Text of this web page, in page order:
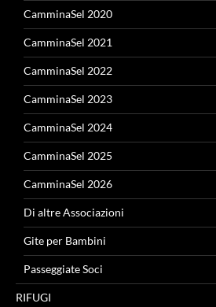
CamminaSel 2020
CamminaSel 2021
CamminaSel 2022
CamminaSel 2023
CamminaSel 2024
CamminaSel 2025
CamminaSel 2026
Di altre Associazioni
Gite per Bambini
Passeggiate Soci
RIFUGI